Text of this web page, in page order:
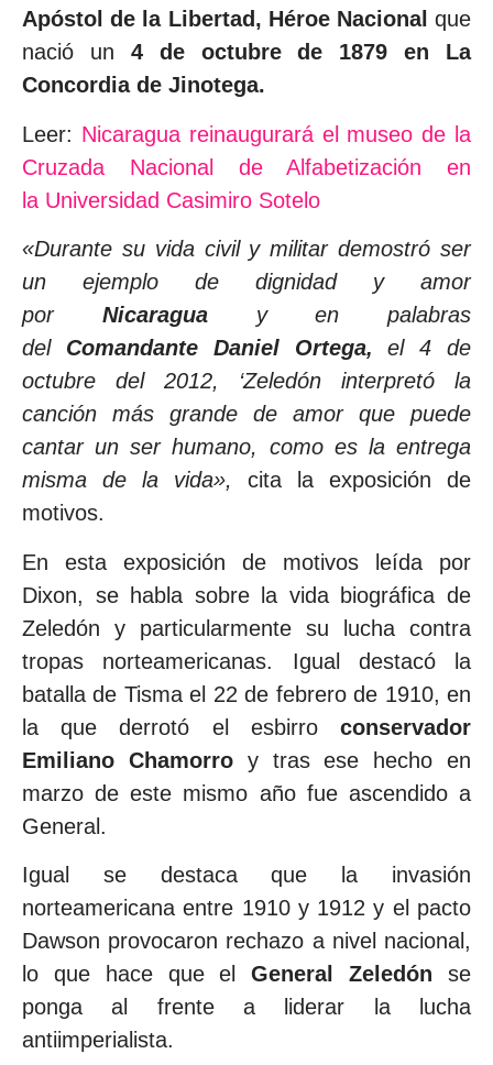
Apóstol de la Libertad, Héroe Nacional que
nació un 4 de octubre de 1879 en La
Concordia de Jinotega.
Leer: Nicaragua reinaugurará el museo de la
Cruzada Nacional de Alfabetización en
la Universidad Casimiro Sotelo
«Durante su vida civil y militar demostró ser
un ejemplo de dignidad y amor
por Nicaraguay en palabras
delComandante Daniel Ortega, el 4 de
octubre del 2012, ‘Zeledón interpretó la
canción más grande de amor que puede
cantar un ser humano, como es la entrega
misma de la vida», cita la exposición de
motivos.
En esta exposición de motivos leída por
Dixon, se habla sobre la vida biográfica de
Zeledón y particularmente su lucha contra
tropas norteamericanas. Igual destacó la
batalla de Tisma el 22 de febrero de 1910, en
la que derrotó el esbirroconservador
Emiliano Chamorroy tras ese hecho en
marzo de este mismo año fue ascendido a
General.
Igual se destaca que la invasión
norteamericana entre 1910 y 1912 y el pacto
Dawson provocaron rechazo a nivel nacional,
lo que hace que elGeneral Zeledón se
ponga al frente a liderar la lucha
antiimperialista.